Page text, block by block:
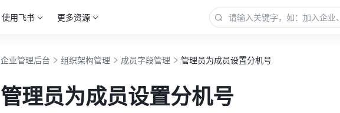
使用飞书 更多资源
企业管理后台 组织架构管理 成员字段管理 管理员为成员设置分机号
管理员为成员设置分机号